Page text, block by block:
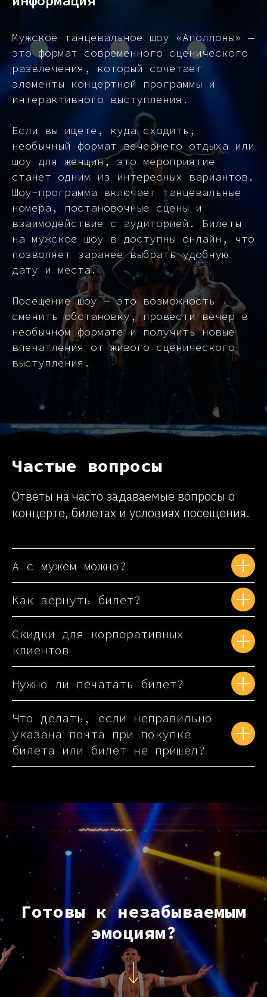
Мужское танцевальное шоу «Аполлоны» —
это формат современного сценического
развлечения, который сочетает
элементы концертной программы и
интерактивного выступления.
Если вы ищете, куда сходить,
необычный формат вечернего отдыха или
шоу для женщин, это мероприятие
станет одним из интересных вариантов.
Шоу-программа включает танцевальные
номера, постановочные сцены и
взаимодействие с аудиторией. Билеты
на мужское шоу в доступны онлайн, что
позволяет заранее выбрать удобную
дату и места.
Посещение шоу — это возможность
сменить обстановку, провести вечер в
необычном формате и получить новые
впечатления от живого сценического
выступления.
Частые вопросы
Ответы на часто задаваемые вопросы о
концерте, билетах и условиях посещения.
А с мужем можно?
Как вернуть билет?
Скидки для корпоративных
клиентов
Нужно ли печатать билет?
Что делать, если неправильно
указана почта при покупке
билета или билет не пришел?
Готовы к незабываемым
эмоциям?